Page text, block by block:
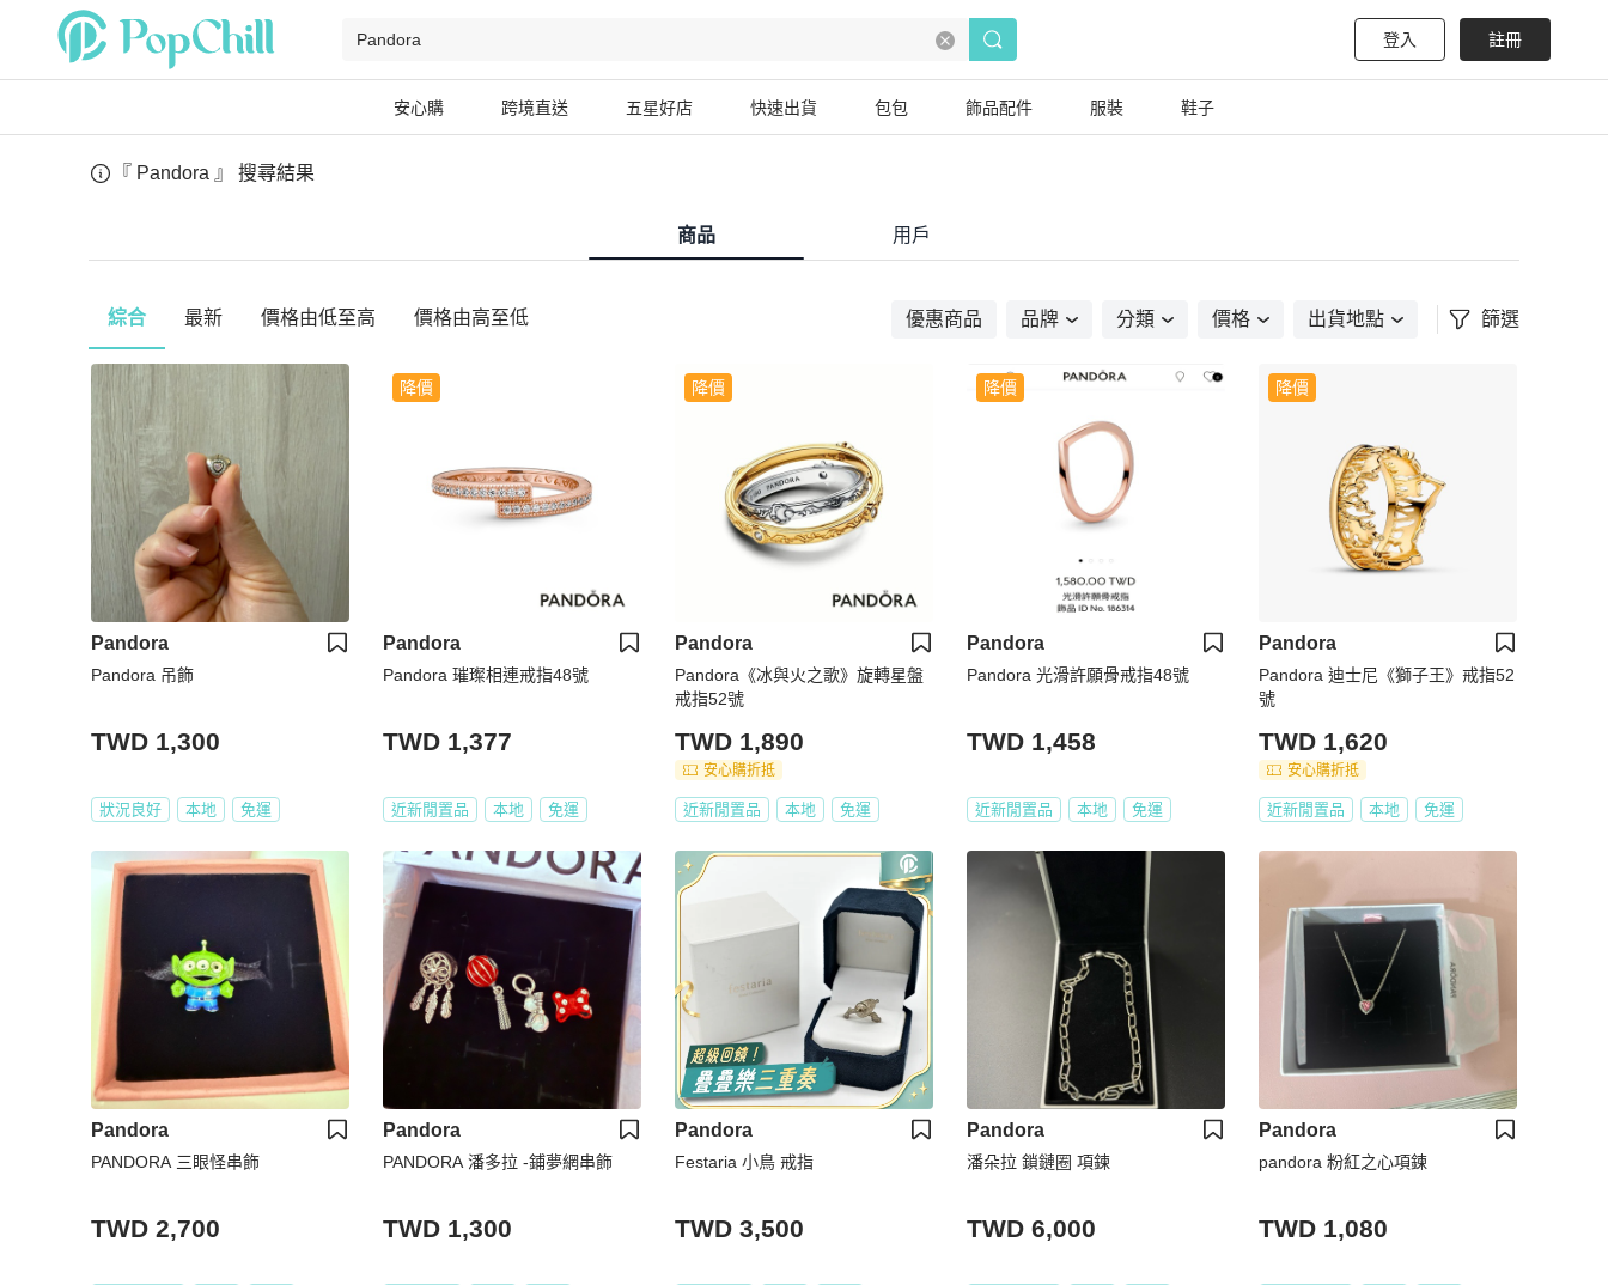
登入 註冊
安心購 跨境直送 五星好店 快速出貨 包包 飾品配件 服裝 鞋子
『 Pandora 』 搜尋結果
商品 用戶
綜合 最新 價格由低至高 價格由高至低 優惠商品 品牌 分類 價格 出貨地點 篩選
Pandora
Pandora 吊飾
TWD 1,300
狀況良好 本地 免運
降價
Pandora
Pandora 璀璨相連戒指48號
TWD 1,377
近新閒置品 本地 免運
降價
Pandora
Pandora《冰與火之歌》旋轉星盤
戒指52號
TWD 1,890
安心購折抵
近新閒置品 本地 免運
降價
Pandora
Pandora 光滑許願骨戒指48號
TWD 1,458
近新閒置品 本地 免運
降價
Pandora
Pandora 迪士尼《獅子王》戒指52
號
TWD 1,620
安心購折抵
近新閒置品 本地 免運
Pandora
PANDORA 三眼怪串飾
TWD 2,700
Pandora
PANDORA 潘多拉 -鋪夢網串飾
TWD 1,300
Pandora
Festaria 小鳥 戒指
TWD 3,500
Pandora
潘朵拉 鎖鏈圈 項鍊
TWD 6,000
Pandora
pandora 粉紅之心項鍊
TWD 1,080